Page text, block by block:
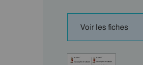
Voir les fiches